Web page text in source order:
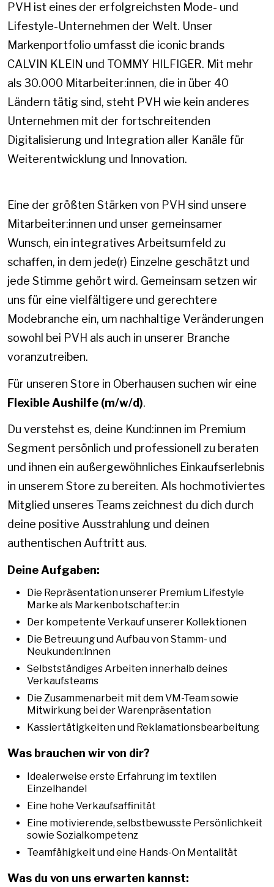
PVH ist eines der erfolgreichsten Mode- und
Lifestyle-Unternehmen der Welt. Unser
Markenportfolio umfasst die iconic brands
CALVIN KLEIN und TOMMY HILFIGER. Mit mehr
als 30.000 Mitarbeiter:innen, die in über 40
Ländern tätig sind, steht PVH wie kein anderes
Unternehmen mit der fortschreitenden
Digitalisierung und Integration aller Kanäle für
Weiterentwicklung und Innovation.
Eine der größten Stärken von PVH sind unsere
Mitarbeiter:innen und unser gemeinsamer
Wunsch, ein integratives Arbeitsumfeld zu
schaffen, in dem jede(r) Einzelne geschätzt und
jede Stimme gehört wird. Gemeinsam setzen wir
uns für eine vielfältigere und gerechtere
Modebranche ein, um nachhaltige Veränderungen
sowohl bei PVH als auch in unserer Branche
voranzutreiben.
Für unseren Store in Oberhausen suchen wir eine
Flexible Aushilfe (m/w/d).
Du verstehst es, deine Kund:innen im Premium
Segment persönlich und professionell zu beraten
und ihnen ein außergewöhnliches Einkaufserlebnis
in unserem Store zu bereiten. Als hochmotiviertes
Mitglied unseres Teams zeichnest du dich durch
deine positive Ausstrahlung und deinen
authentischen Auftritt aus.
Deine Aufgaben:
Die Repräsentation unserer Premium Lifestyle
Marke als Markenbotschafter:in
Der kompetente Verkauf unserer Kollektionen
Die Betreuung und Aufbau von Stamm- und
Neukunden:innen
Selbstständiges Arbeiten innerhalb deines
Verkaufsteams
Die Zusammenarbeit mit dem VM-Team sowie
Mitwirkung bei der Warenpräsentation
Kassiertätigkeiten und Reklamationsbearbeitung
Was brauchen wir von dir?
Idealerweise erste Erfahrung im textilen
Einzelhandel
Eine hohe Verkaufsaffinität
Eine motivierende, selbstbewusste Persönlichkeit
sowie Sozialkompetenz
Teamfähigkeit und eine Hands-On Mentalität
Was du von uns erwarten kannst: